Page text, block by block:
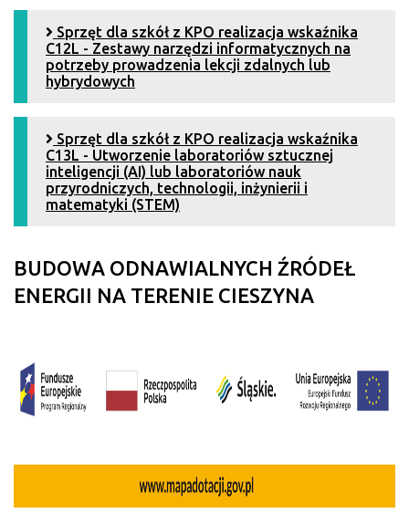
Sprzęt dla szkół z KPO realizacja wskaźnika
C12L - Zestawy narzędzi informatycznych na
potrzeby prowadzenia lekcji zdalnych lub
hybrydowych
Sprzęt dla szkół z KPO realizacja wskaźnika
C13L - Utworzenie laboratoriów sztucznej
inteligencji (AI) lub laboratoriów nauk
przyrodniczych, technologii, inżynierii i
matematyki (STEM)
BUDOWA ODNAWIALNYCH ŹRÓDEŁ
ENERGII NA TERENIE CIESZYNA